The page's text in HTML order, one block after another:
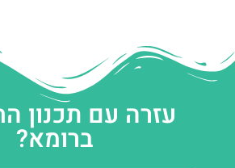
עזרה עם תכנון
ברומא?